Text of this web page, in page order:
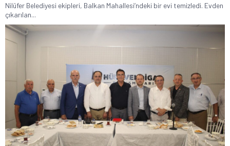
Nilüfer Belediyesi ekipleri, Balkan Mahallesi’ndeki bir evi temizledi. Evden
çıkarılan...